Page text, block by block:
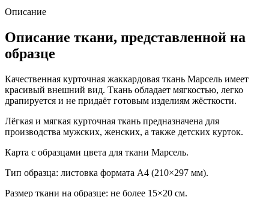
Описание
Описание ткани, представленной на
образце
Качественная курточная жаккардовая ткань Марсель имеет
красивый внешний вид. Ткань обладает мягкостью, легко
драпируется и не придаёт готовым изделиям жёсткости.
Лёгкая и мягкая курточная ткань предназначена для
производства мужских, женских, а также детских курток.
Карта с образцами цвета для ткани Марсель.
Тип образца: листовка формата А4 (210×297 мм).
Размер ткани на образце: не более 15×20 см.